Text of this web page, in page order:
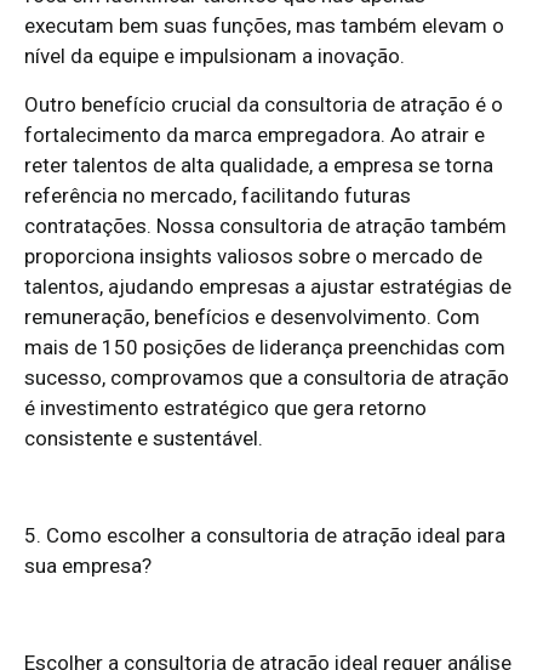
executam bem suas funções, mas também elevam o
nível da equipe e impulsionam a inovação.
Outro benefício crucial da consultoria de atração é o
fortalecimento da marca empregadora. Ao atrair e
reter talentos de alta qualidade, a empresa se torna
referência no mercado, facilitando futuras
contratações. Nossa consultoria de atração também
proporciona insights valiosos sobre o mercado de
talentos, ajudando empresas a ajustar estratégias de
remuneração, benefícios e desenvolvimento. Com
mais de 150 posições de liderança preenchidas com
sucesso, comprovamos que a consultoria de atração
é investimento estratégico que gera retorno
consistente e sustentável.
5. Como escolher a consultoria de atração ideal para
sua empresa?
Escolher a consultoria de atração ideal requer análise